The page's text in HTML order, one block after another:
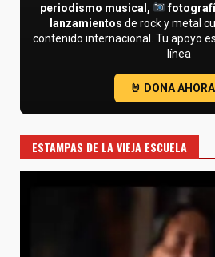
periodismo musical,
lanzamientos de rock y metal
contenido internacional. Tu apoyo
línea
ESTAMPAS DE LA VIEJA ESCUELA